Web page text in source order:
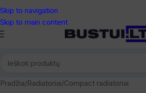
Skip to navigation
Skip to main content
Pradžia/Radiatoriai/Compact radiatoriai